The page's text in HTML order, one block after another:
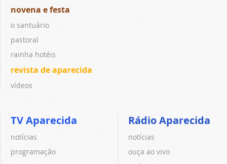
novena e festa
o santuário
pastoral
rainha hotéis
revista de aparecida
vídeos
TV Aparecida
notícias
programação
Rádio Aparecida
notícias
ouça ao vivo